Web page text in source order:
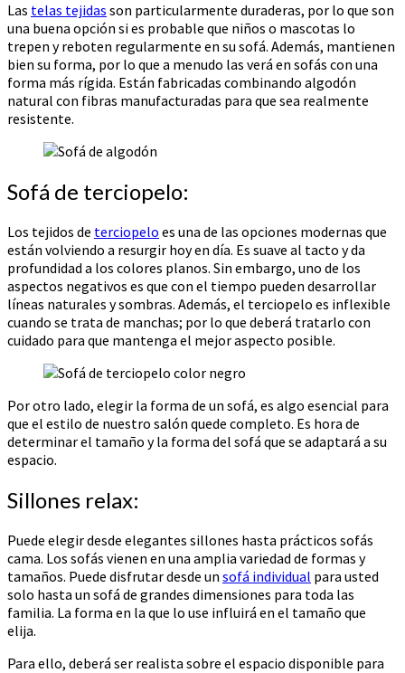
Las telas tejidas son particularmente duraderas, por lo que son
una buena opción si es probable que niños o mascotas lo
trepen y reboten regularmente en su sofá. Además, mantienen
bien su forma, por lo que a menudo las verá en sofás con una
forma más rígida. Están fabricadas combinando algodón
natural con fibras manufacturadas para que sea realmente
resistente.
Sofá de terciopelo:
Los tejidos de terciopelo es una de las opciones modernas que
están volviendo a resurgir hoy en día. Es suave al tacto y da
profundidad a los colores planos. Sin embargo, uno de los
aspectos negativos es que con el tiempo pueden desarrollar
líneas naturales y sombras. Además, el terciopelo es inflexible
cuando se trata de manchas; por lo que deberá tratarlo con
cuidado para que mantenga el mejor aspecto posible.
Por otro lado, elegir la forma de un sofá, es algo esencial para
que el estilo de nuestro salón quede completo. Es hora de
determinar el tamaño y la forma del sofá que se adaptará a su
espacio.
Sillones relax:
Puede elegir desde elegantes sillones hasta prácticos sofás
cama. Los sofás vienen en una amplia variedad de formas y
tamaños. Puede disfrutar desde un sofá individual para usted
solo hasta un sofá de grandes dimensiones para toda las
familia. La forma en la que lo use influirá en el tamaño que
elija.
Para ello, deberá ser realista sobre el espacio disponible para